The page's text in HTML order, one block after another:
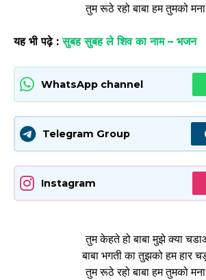
तुम रूठे रहो बाबा हम तुमको
यह भी पढ़े :सुबह सुबह ले शिव का नाम – भजन
WhatsApp channel
Telegram Group
Instagram
तुम केहते हो बाबा मुझे क्या
बाबा भगती का तुझको हम हार
तुम रूठे रहो बाबा हम तुमको